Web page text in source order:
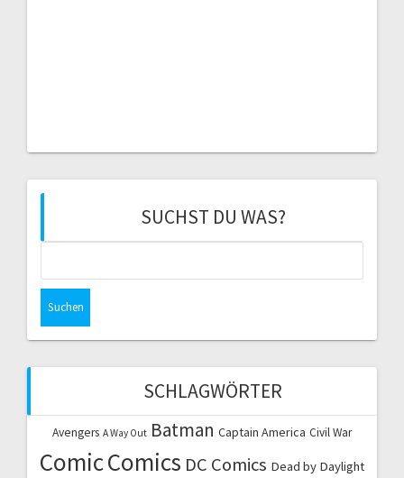
SUCHST DU WAS?
SCHLAGWÖRTER
Avengers A Way Out Batman Captain America Civil War
ComicComics DC Comics Dead by Daylight